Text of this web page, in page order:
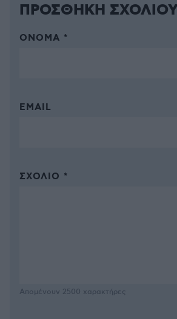
ΠΡΟΣΘΗΚΗ ΣΧΟΛΙΟΥ
ΌΝΟΜΑ *
EMAIL
ΣΧΌΛΙΟ *
Απομένουν 2500 χαρακτήρες